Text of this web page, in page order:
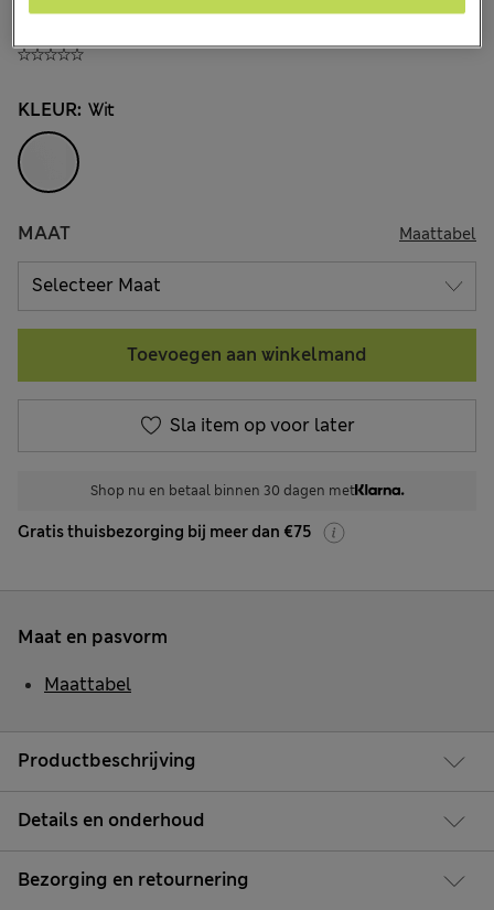
KLEUR: Wit
MAAT Maattabel
Toevoegen aan winkelmand
Sla item op voor later
Shop nu en betaal binnen 30 dagen met
Gratis thuisbezorging bij meer dan €75
Productbeschrijving
Details en onderhoud
Bezorging en retournering
Maat en pasvorm
Maattabel